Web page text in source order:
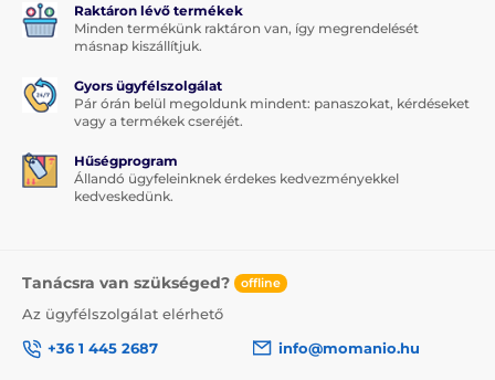
Raktáron lévő termékek
Minden termékünk raktáron van, így megrendelését
másnap kiszállítjuk.
Gyors ügyfélszolgálat
Pár órán belül megoldunk mindent: panaszokat, kérdéseket
vagy a termékek cseréjét.
Hűségprogram
Állandó ügyfeleinknek érdekes kedvezményekkel
kedveskedünk.
Tanácsra van szükséged? offline
Az ügyfélszolgálat elérhető
+36 1 445 2687
info@momanio.hu